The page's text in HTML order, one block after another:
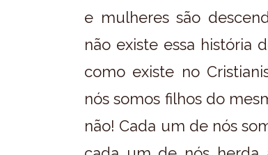
e mulheres são
não existe essa história
como existe no
nós somos filhos do
não! Cada um de nós